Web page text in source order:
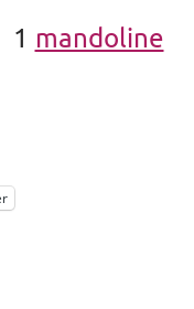
1 mandoline